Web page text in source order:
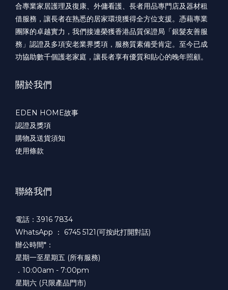
合專業家居護理及復康、外傭看護、長者用品專門店及器材租
借服務，讓長者在熟悉的居家環境獲得全方位支援。憑藉專業
團隊的卓越實力，我們接連榮獲香港品質保證局「銀髮友善服
務」認證及多項安老業界獎項，服務質素備受肯定。至今已成
功協助數千個護老家庭，讓長者享有優質和貼心的晚年照顧。
關於我們
EDEN HOME故事
認證及獎項
購物及送貨須知
使用條款
聯絡我們
電話：3916 7834
WhatsApp ： 6745 5121(可按此打開對話)
辦公時間*：
星期一至星期五 (所有服務)
．10:00am - 7:00pm
星期六 (只限產品門市)